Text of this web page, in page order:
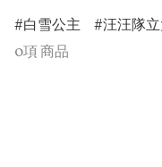
白雪公主 汪汪隊
0項 商品